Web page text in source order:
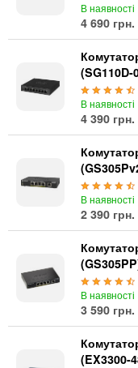
В наявності
4 690 грн.
(SG110D-
В наявності
4 390 грн.
В наявності
2 390 грн.
В наявності
3 590 грн.
(EX3300-